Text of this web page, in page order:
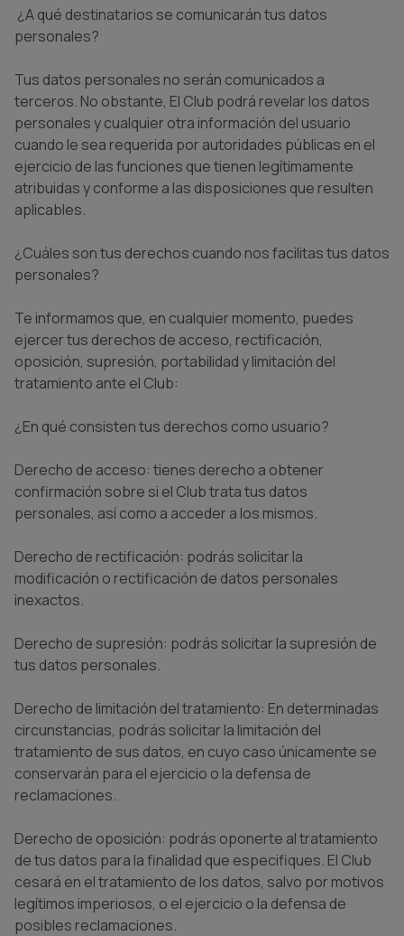
¿A qué destinatarios se comunicarán tus datos
personales?
Tus datos personales no serán comunicados a
terceros. No obstante, El Club podrá revelar los datos
personales y cualquier otra información del usuario
cuando le sea requerida por autoridades públicas en el
ejercicio de las funciones que tienen legítimamente
atribuidas y conforme a las disposiciones que resulten
aplicables.
¿Cuáles son tus derechos cuando nos facilitas tus datos
personales?
Te informamos que, en cualquier momento, puedes
ejercer tus derechos de acceso, rectificación,
oposición, supresión, portabilidad y limitación del
tratamiento ante el Club:
¿En qué consisten tus derechos como usuario?
Derecho de acceso: tienes derecho a obtener
confirmación sobre si el Club trata tus datos
personales, así como a acceder a los mismos.
Derecho de rectificación: podrás solicitar la
modificación o rectificación de datos personales
inexactos.
Derecho de supresión: podrás solicitar la supresión de
tus datos personales.
Derecho de limitación del tratamiento: En determinadas
circunstancias, podrás solicitar la limitación del
tratamiento de sus datos, en cuyo caso únicamente se
conservarán para el ejercicio o la defensa de
reclamaciones.
Derecho de oposición: podrás oponerte al tratamiento
de tus datos para la finalidad que especifiques. El Club
cesará en el tratamiento de los datos, salvo por motivos
legítimos imperiosos, o el ejercicio o la defensa de
posibles reclamaciones.